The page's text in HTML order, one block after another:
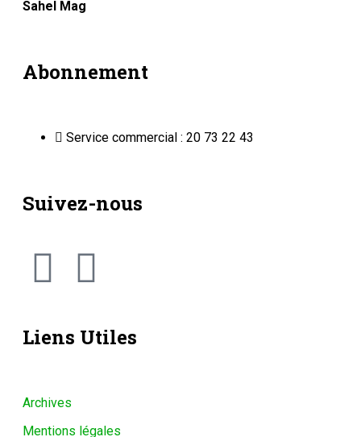
Sahel Mag
Abonnement
Service commercial : 20 73 22 43
Suivez-nous
Liens Utiles
Archives
Mentions légales